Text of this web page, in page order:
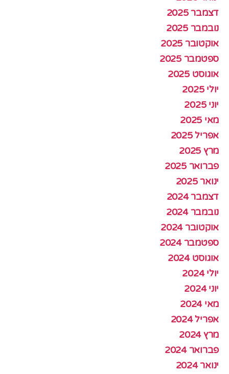
דצמבר 2025
נובמבר 2025
אוקטובר 2025
ספטמבר 2025
אוגוסט 2025
יולי 2025
יוני 2025
מאי 2025
אפריל 2025
מרץ 2025
פברואר 2025
ינואר 2025
דצמבר 2024
נובמבר 2024
אוקטובר 2024
ספטמבר 2024
אוגוסט 2024
יולי 2024
יוני 2024
מאי 2024
אפריל 2024
מרץ 2024
פברואר 2024
ינואר 2024